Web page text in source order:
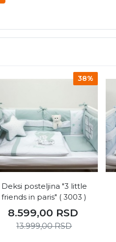
38%
Deksi posteljina "3 little
friends in paris" ( 3003 )
8.599,00 RSD
13.999,00RSD